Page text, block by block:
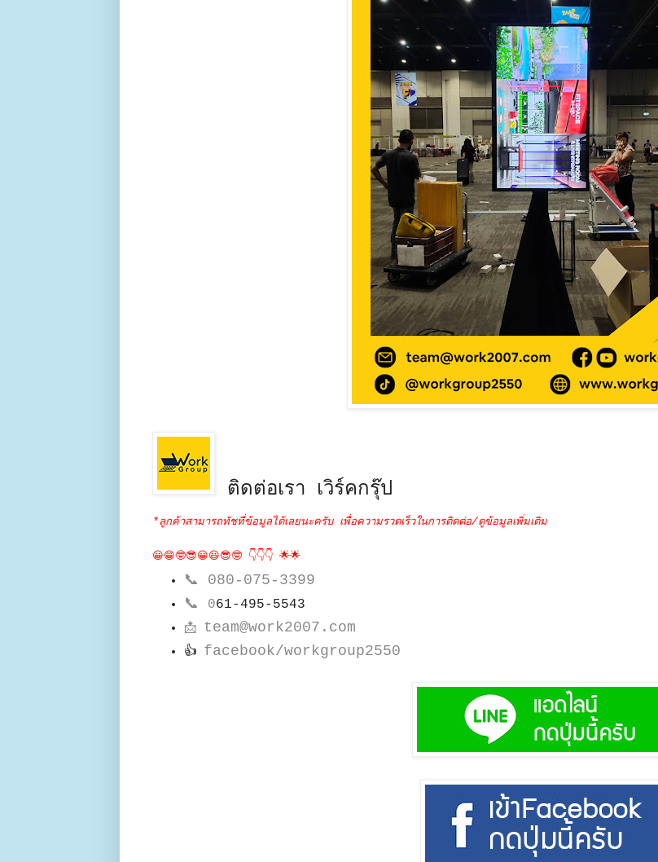
ติดต่อเรา เวิร์คกรุ๊ป
*ลูกค้าสามารถทัชที่ข้อมูลได้เลยนะครับ เพื่อความรวดเร็วในการติดต่อ/ดูข้อมูลเพิ่มเติม
😀😁🤓😎😀😃😎🤓 👇👇👇 🌟🌟
📞 080-075-3399
📞
061-495-5543
📩 team@work2007.com
👍 facebook/workgroup2550